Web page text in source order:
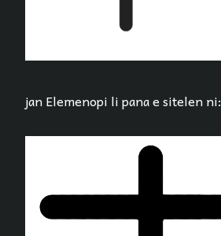
jan Elemenopi li pana e sitelen ni: